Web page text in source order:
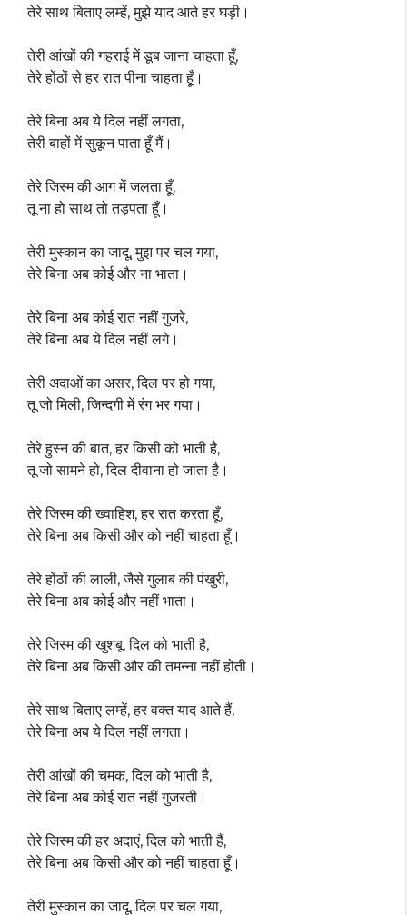
तेरे साथ बिताए लम्हें, मुझे याद आते हर घड़ी।
तेरी आंखों की गहराई में डूब जाना चाहता हूँ,
तेरे होंठों से हर रात पीना चाहता हूँ।
तेरे बिना अब ये दिल नहीं लगता,
तेरी बाहों में सुकून पाता हूँ मैं।
तेरे जिस्म की आग में जलता हूँ,
तू ना हो साथ तो तड़पता हूँ।
तेरी मुस्कान का जादू, मुझ पर चल गया,
तेरे बिना अब कोई और ना भाता।
तेरे बिना अब कोई रात नहीं गुजरे,
तेरे बिना अब ये दिल नहीं लगे।
तेरी अदाओं का असर, दिल पर हो गया,
तू जो मिली, जिन्दगी में रंग भर गया।
तेरे हुस्न की बात, हर किसी को भाती है,
तू जो सामने हो, दिल दीवाना हो जाता है।
तेरे जिस्म की ख्वाहिश, हर रात करता हूँ,
तेरे बिना अब किसी और को नहीं चाहता हूँ।
तेरे होंठों की लाली, जैसे गुलाब की पंखुरी,
तेरे बिना अब कोई और नहीं भाता।
तेरे जिस्म की खुशबू, दिल को भाती है,
तेरे बिना अब किसी और की तमन्ना नहीं होती।
तेरे साथ बिताए लम्हें, हर वक्त याद आते हैं,
तेरे बिना अब ये दिल नहीं लगता।
तेरी आंखों की चमक, दिल को भाती है,
तेरे बिना अब कोई रात नहीं गुजरती।
तेरे जिस्म की हर अदाएं, दिल को भाती हैं,
तेरे बिना अब किसी और को नहीं चाहता हूँ।
तेरी मुस्कान का जादू, दिल पर चल गया,